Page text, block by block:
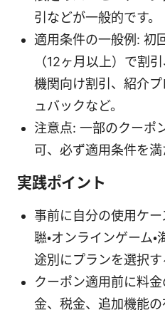
引などが一般的です。
適用条件の一般例: 初
（12ヶ月以上）で割
機関向け割引、紹介
ュバックなど。
注意点: 一部のクーポ
可、必ず適用条件を満
実践ポイント
事前に自分の使用ケ
聮・オンラインゲーム
途別にプランを選択す
クーポン適用前に料
金、税金、追加機能の